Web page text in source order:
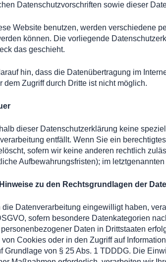
Datenschutzvorschriften sowie dieser
Website benutzen, werden verschiedene
können. Die vorliegende
das geschieht.
hin, dass die Datenübertragung im
dem Zugriff durch Dritte ist nicht möglich.
dieser Datenschutzerklärung keine
entfällt. Wenn Sie ein
sofern wir keine anderen rechtlich
Aufbewahrungsfristen); im
zu den Rechtsgrundlagen der
die Datenverarbeitung eingewilligt haben,
sofern besondere Datenkategorien
Daten in Drittstaaten
Cookies oder in den Zugriff auf
Grundlage von § 25 Abs. 1 TDDDG. Die